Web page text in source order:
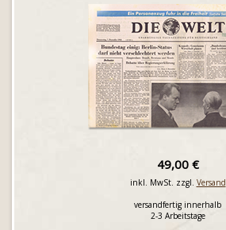
49,00 €
inkl. MwSt. zzgl. Versand
versandfertig innerhalb
2-3 Arbeitstage